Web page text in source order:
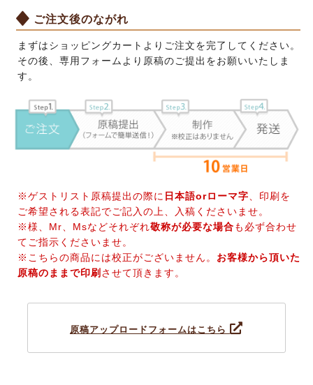
ご注文後のながれ
まずはショッピングカートよりご注文を完了してください。
その後、専用フォームより原稿のご提出をお願いいたしま
す。
※ゲストリスト原稿提出の際に 日本語orローマ字 、印刷を
ご希望される表記でご記入の上、入稿くださいませ。
※様、Mr、Msなどそれぞれ敬称が必要な場合も必ず合わせ
てご指示くださいませ。
※こちらの商品には校正がございません。 お客様から頂いた
原稿のままで印刷 させて頂きます。
原稿アップロードフォームはこちら